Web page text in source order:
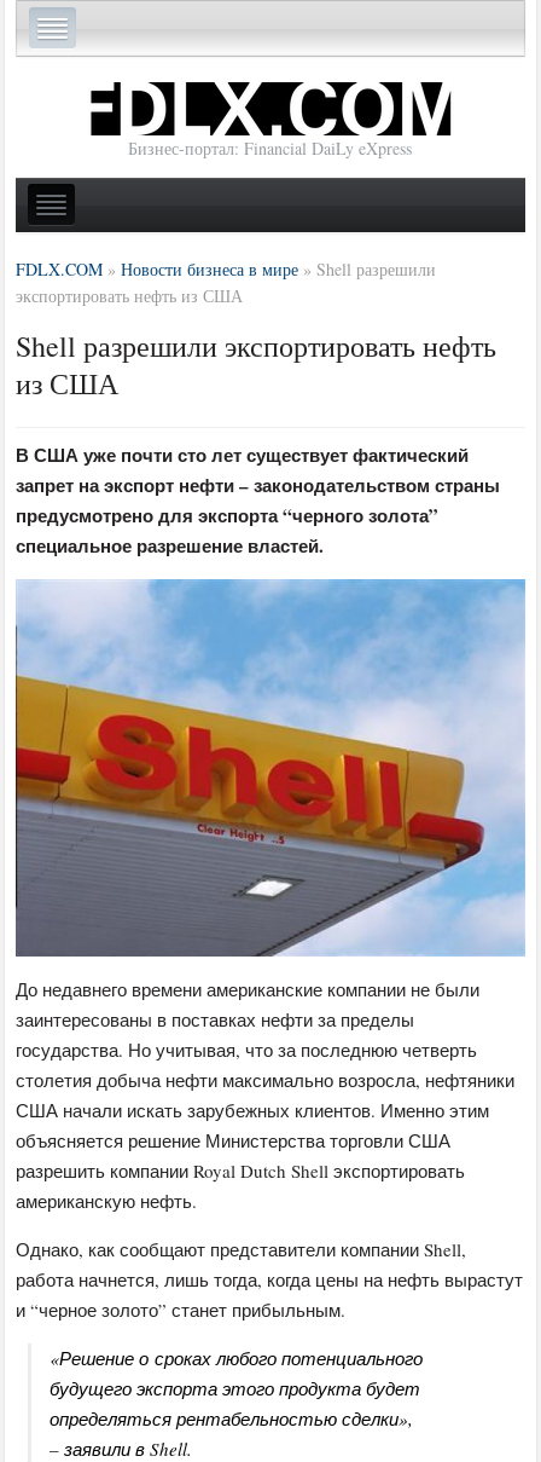
Бизнес-портал: Financial DaiLy eXpress
FDLX.COM »Новости бизнеса в мире »Shell разрешили
экспортировать нефть из США
Shell разрешили экспортировать нефть
из США
В США уже почти сто лет существует фактический
запрет на экспорт нефти – законодательством страны
предусмотрено для экспорта “черного золота”
специальное разрешение властей.
До недавнего времени американские компании не были
заинтересованы в поставках нефти за пределы
государства. Но учитывая, что за последнюю четверть
столетия добыча нефти максимально возросла, нефтяники
США начали искать зарубежных клиентов. Именно этим
объясняется решение Министерства торговли США
разрешить компании Royal Dutch Shell экспортировать
американскую нефть.
Однако, как сообщают представители компании Shell,
работа начнется, лишь тогда, когда цены на нефть вырастут
и “черное золото” станет прибыльным.
«Решение о сроках любого потенциального
будущего экспорта этого продукта будет
определяться рентабельностью сделки»,
– заявили в Shell.